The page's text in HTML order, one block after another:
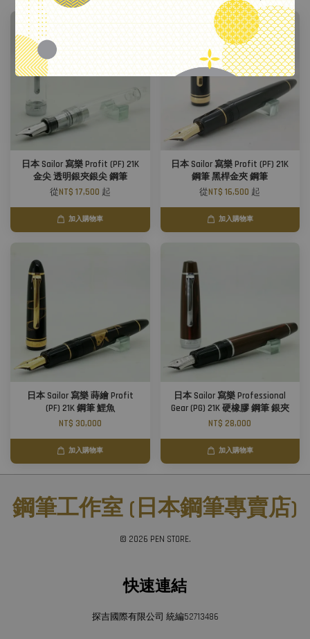
日本 Sailor 寫樂 Profit (PF) 21K
金尖 透明銀夾銀尖 鋼筆
從NT$ 17,500 起
加入購物車
日本 Sailor 寫樂 Profit (PF) 21K
鋼筆 黑桿金夾 鋼筆
從NT$ 16,500 起
加入購物車
日本 Sailor 寫樂 蒔繪 Profit
(PF) 21K 鋼筆 鯉魚
NT$ 30,000
加入購物車
日本 Sailor 寫樂 Professional
Gear (PG) 21K 硬橡膠 鋼筆 銀夾
NT$ 28,000
加入購物車
鋼筆工作室 (日本鋼筆專賣店)
© 2026 PEN STORE.
快速連結
探吉國際有限公司 統編52713486